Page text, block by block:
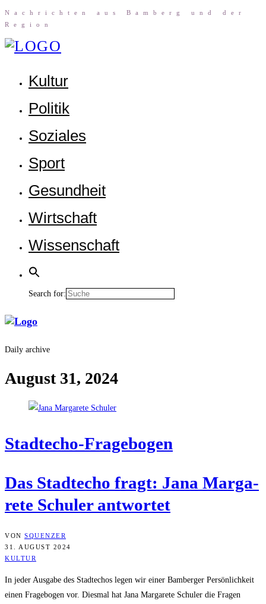
Nach­rich­ten aus Bam­berg und der
Region
Kul­tur
Poli­tik
Sozia­les
Sport
Gesund­heit
Wirt­schaft
Wis­sen­schaft
Search for:
Daily archive
August 31, 2024
Stadt­echo-Fra­ge­bo­gen
Das Stadt­echo fragt: Jana Mar­ga­
re­te Schul­er antwortet
VON SQUENZER
31. AUGUST 2024
KULTUR
In jeder Ausgabe des Stadtechos legen wir einer Bamberger Persönlichkeit
einen Fragebogen vor. Diesmal hat Jana Margarete Schuler die Fragen